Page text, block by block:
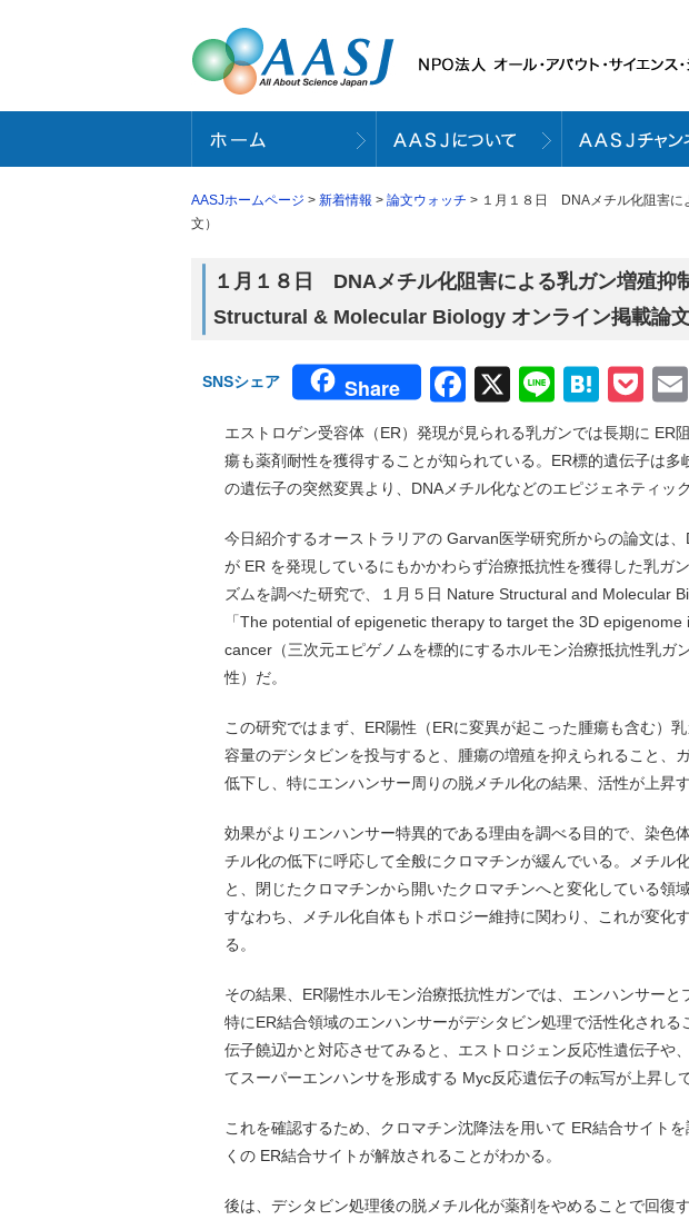
AASJホームページ > 新着情報 > 論文ウォッチ > １月１８日 DNAメチル化阻害に
文）
１月１８日 DNAメチル化阻害による乳ガン増殖抑
Structural & Molecular Biology オンライン掲載論文
SNSシェア Share Facebook
X Line
エストロゲン受容体（ER）発現が見られる乳ガンでは長期に ER
瘍も薬剤耐性を獲得することが知られている。ER標的遺伝子は
の遺伝子の突然変異より、DNAメチル化などのエピジェネティッ
今日紹介するオーストラリアの Garvan医学研究所からの論文は
が ER を発現しているにもかかわらず治療抵抗性を獲得した乳ガ
ズムを調べた研究で、１月５日 Nature Structural and Molecular
「The potential of epigenetic therapy to target the 3D
cancer（三次元エピゲノムを標的にするホルモン治療抵抗性乳ガ
性）だ。
この研究ではまず、ER陽性（ERに変異が起こった腫瘍も含む）
容量のデシタビンを投与すると、腫瘍の増殖を抑えられること、
低下し、特にエンハンサー周りの脱メチル化の結果、活性が上昇
効果がよりエンハンサー特異的である理由を調べる目的で、染色
チル化の低下に呼応して全般にクロマチンが緩んでいる。メチル
と、閉じたクロマチンから開いたクロマチンへと変化している領
すなわち、メチル化自体もトポロジー維持に関わり、これが変化
る。
その結果、ER陽性ホルモン治療抵抗性ガンでは、エンハンサーと
特にER結合領域のエンハンサーがデシタビン処理で活性化され
伝子饒辺かと対応させてみると、エストロジェン反応性遺伝子や
てスーパーエンハンサを形成する Myc反応遺伝子の転写が上昇し
これを確認するため、クロマチン沈降法を用いて ER結合サイト
くの ER結合サイトが解放されることがわかる。
後は、デシタビン処理後の脱メチル化が薬剤をやめることで回復